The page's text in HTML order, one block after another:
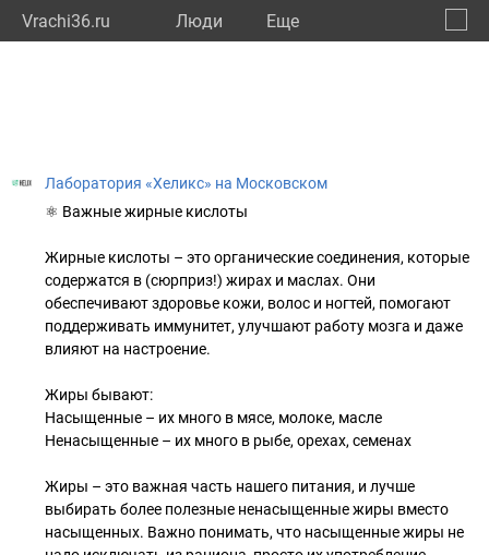
Vrachi36.ru Люди Eще
Лаборатория «Хеликс» на Московском
⚛ Важные жирные кислоты
Жирные кислоты – это органические соединения, которые
содержатся в (сюрприз!) жирах и маслах. Они
обеспечивают здоровье кожи, волос и ногтей, помогают
поддерживать иммунитет, улучшают работу мозга и даже
влияют на настроение.
Жиры бывают:
Насыщенные – их много в мясе, молоке, масле
Ненасыщенные – их много в рыбе, орехах, семенах
Жиры – это важная часть нашего питания, и лучше
выбирать более полезные ненасыщенные жиры вместо
насыщенных. Важно понимать, что насыщенные жиры не